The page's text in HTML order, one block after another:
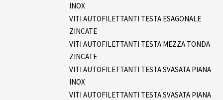
INOX
VITI AUTOFILETTANTI TESTA ESAGONALE
ZINCATE
VITI AUTOFILETTANTI TESTA MEZZA TONDA
ZINCATE
VITI AUTOFILETTANTI TESTA SVASATA PIANA
INOX
VITI AUTOFILETTANTI TESTA SVASATA PIANA